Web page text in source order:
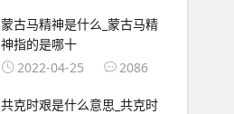
蒙古马精神是什么_蒙古马精
神指的是哪十
2022-04-25
2086
共克时艰是什么意思_共克时